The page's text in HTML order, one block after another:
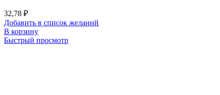
32,78 ₽
Добавить в список желаний
В корзину
Быстрый просмотр